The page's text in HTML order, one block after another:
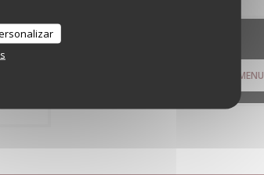
DESCUBRA O NOSSO MENU